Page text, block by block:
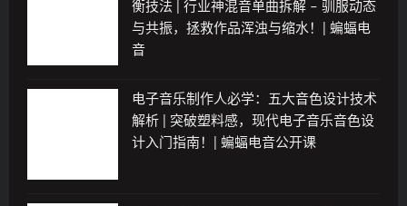
衡技法 | 行业神混音单曲拆解 – 驯服动态
与共振，拯救作品浑浊与缩水！| 蝙蝠电
音
电子音乐制作人必学：五大音色设计技术
解析 | 突破塑料感，现代电子音乐音色设
计入门指南！| 蝙蝠电音公开课